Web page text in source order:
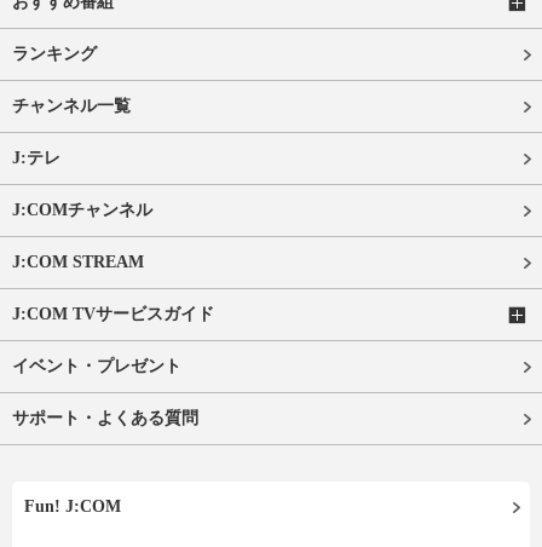
ランキング
チャンネル一覧
J:テレ
J:COMチャンネル
J:COM STREAM
J:COM TVサービスガイド
イベント・プレゼント
サポート・よくある質問
Fun! J:COM